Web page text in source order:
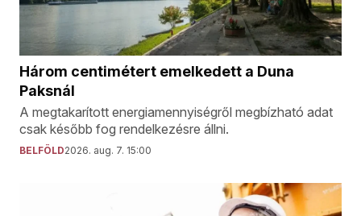
Három centimétert emelkedett a Duna
Paksnál
A megtakarított energiamennyiségről megbízható adat
csak később fog rendelkezésre állni.
BELFÖLD2026. aug. 7. 15:00